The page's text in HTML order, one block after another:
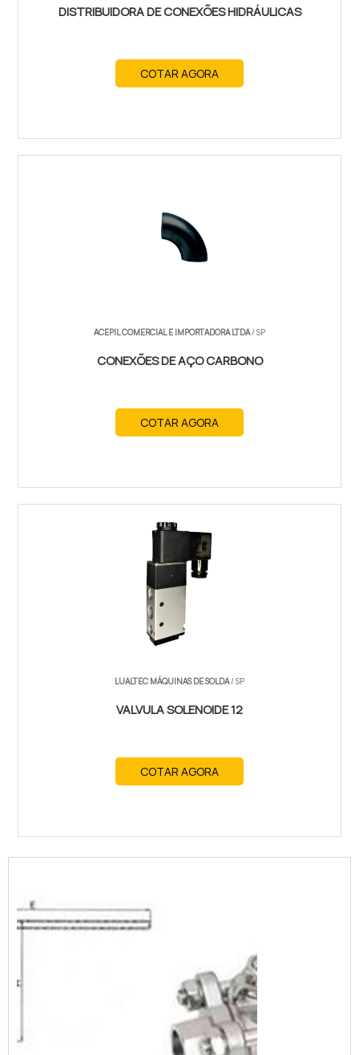
DISTRIBUIDORA DE CONEXÕES HIDRÁULICAS
COTAR AGORA
ACEPIL COMERCIAL E IMPORTADORA LTDA/ SP
CONEXÕES DE AÇO CARBONO
COTAR AGORA
LUALTEC MÁQUINAS DE SOLDA/ SP
VALVULA SOLENOIDE 12
COTAR AGORA